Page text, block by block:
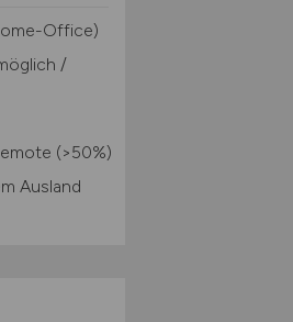
Office)
/
(>50%)
Ausland